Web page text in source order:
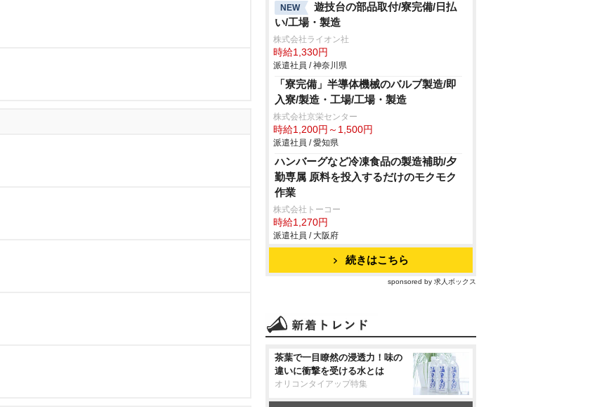
NEW
遊技台の部品取付/寮完備/日払
い/工場・製造
株式会社ライオン社
時給1,330円
派遣社員 / 神奈川県
「寮完備」半導体機械のバルブ製造/即
入寮/製造・工場/工場・製造
株式会社京栄センター
時給1,200円～1,500円
派遣社員 / 愛知県
ハンバーグなど冷凍食品の製造補助/夕
勤専属 原料を投入するだけのモクモク
作業
株式会社トーコー
時給1,270円
派遣社員 / 大阪府
続きはこちら
sponsored by 求人ボックス
茶葉で一目瞭然の浸透力！味の
違いに衝撃を受ける水とは
オリコンタイアップ特集